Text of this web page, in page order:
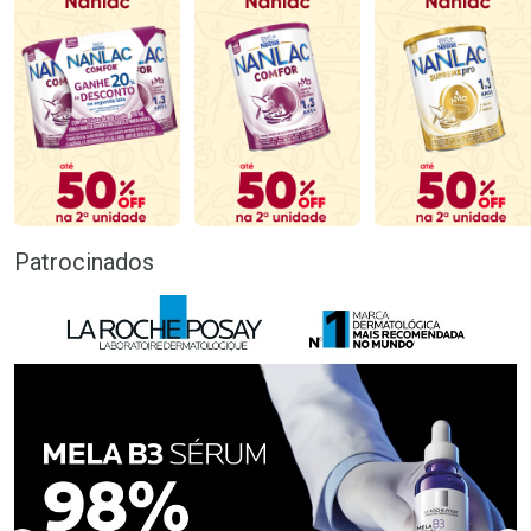
Patrocinados